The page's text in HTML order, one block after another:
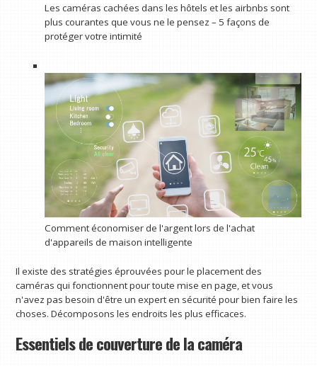
Les caméras cachées dans les hôtels et les airbnbs sont
plus courantes que vous ne le pensez – 5 façons de
protéger votre intimité
Comment économiser de l'argent lors de l'achat
d'appareils de maison intelligente
Il existe des stratégies éprouvées pour le placement des
caméras qui fonctionnent pour toute mise en page, et vous
n'avez pas besoin d'être un expert en sécurité pour bien faire les
choses. Décomposons les endroits les plus efficaces.
Essentiels de couverture de la caméra